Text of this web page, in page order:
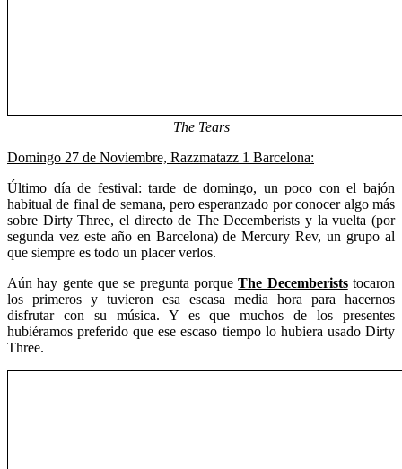
The Tears
Domingo 27 de Noviembre, Razzmatazz 1 Barcelona:
Último día de festival: tarde de domingo, un poco con el bajón
habitual de final de semana, pero esperanzado por conocer algo más
sobre Dirty Three, el directo de The Decemberists y la vuelta (por
segunda vez este año en Barcelona) de Mercury Rev, un grupo al
que siempre es todo un placer verlos.
Aún hay gente que se pregunta porqueThe Decemberiststocaron
los primeros y tuvieron esa escasa media hora para hacernos
disfrutar con su música. Y es que muchos de los presentes
hubiéramos preferido que ese escaso tiempo lo hubiera usado Dirty
Three.